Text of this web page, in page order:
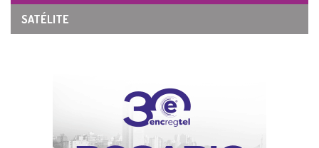
SATÉLITE